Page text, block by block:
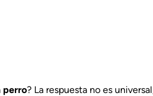
perro? La respuesta no es